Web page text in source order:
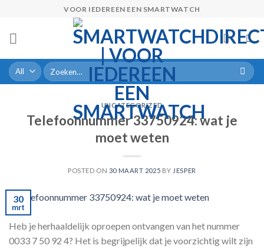
content
VOOR IEDEREEN EEN SMARTWATCH
Zoeken
naar:
UNCATEGORIZED
Telefoonnummer 33750924: wat je
moet weten
POSTED ON 30 MAART 2025 BY JESPER
30
mrt
Heb je herhaaldelijk oproepen ontvangen van het nummer
0033 7 50 92 4? Het is begrijpelijk dat je voorzichtig wilt zijn